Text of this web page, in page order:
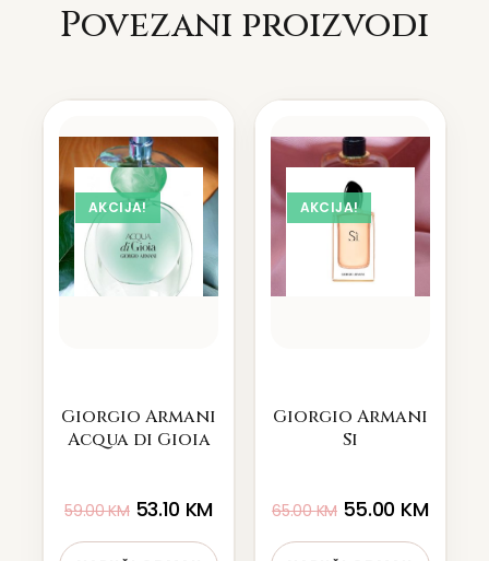
Povezani proizvodi
AKCIJA!
Giorgio Armani
Acqua di Gioia
59.00KM 53.10 KM
AKCIJA!
Giorgio Armani
Si
65.00KM 55.00 KM